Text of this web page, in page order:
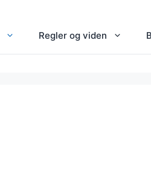
Regler og viden